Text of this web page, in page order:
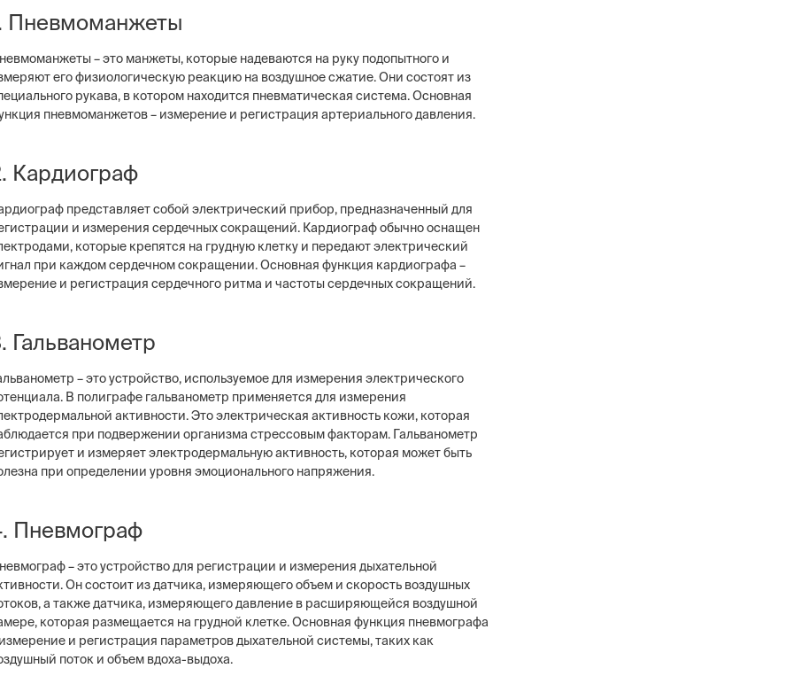
Пневмоманжеты
– это манжеты, которые надеваются на руку подопытного и
его физиологическую реакцию на воздушное сжатие. Они состоят из
рукава, в котором находится пневматическая система. Основная
пневмоманжетов – измерение и регистрация артериального давления.
Кардиограф
представляет собой электрический прибор, предназначенный для
и измерения сердечных сокращений. Кардиограф обычно оснащен
которые крепятся на грудную клетку и передают электрический
при каждом сердечном сокращении. Основная функция кардиографа –
и регистрация сердечного ритма и частоты сердечных сокращений.
Гальванометр
– это устройство, используемое для измерения электрического
В полиграфе гальванометр применяется для измерения
активности. Это электрическая активность кожи, которая
при подвержении организма стрессовым факторам. Гальванометр
и измеряет электродермальную активность, которая может быть
при определении уровня эмоционального напряжения.
Пневмограф
– это устройство для регистрации и измерения дыхательной
Он состоит из датчика, измеряющего объем и скорость воздушных
а также датчика, измеряющего давление в расширяющейся воздушной
которая размещается на грудной клетке. Основная функция пневмографа
и регистрация параметров дыхательной системы, таких как
поток и объем вдоха-выдоха.